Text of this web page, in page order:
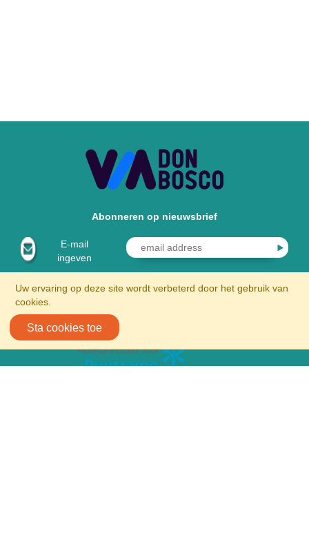
Uw ervaring op deze site wordt verbeterd door het gebruik van
cookies.
Sta cookies toe
Abonneren op nieuwsbrief
E-mail
ingeven